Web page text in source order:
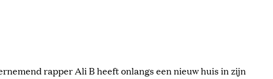
rapper Ali B heeft onlangs een nieuw huis in zijn